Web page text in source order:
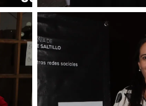
Foto: Francisco Muñiz